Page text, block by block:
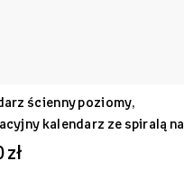
ścienny poziomy,
kalendarz ze spiralą na
30x20-A4
zł